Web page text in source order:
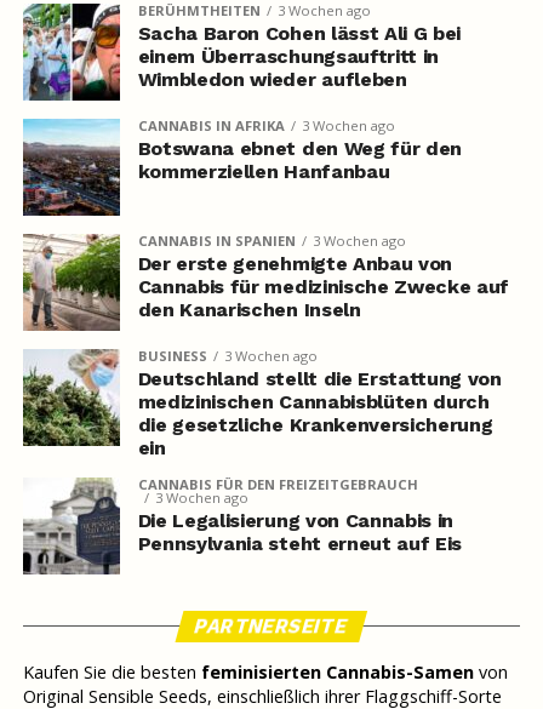
BERÜHMTHEITEN 3 Wochen ago
Sacha Baron Cohen lässt Ali G bei
einem Überraschungsauftritt in
Wimbledon wieder aufleben
CANNABIS IN AFRIKA 3 Wochen ago
Botswana ebnet den Weg für den
kommerziellen Hanfanbau
CANNABIS IN SPANIEN 3 Wochen ago
Der erste genehmigte Anbau von
Cannabis für medizinische Zwecke auf
den Kanarischen Inseln
BUSINESS 3 Wochen ago
Deutschland stellt die Erstattung von
medizinischen Cannabisblüten durch
die gesetzliche Krankenversicherung
ein
CANNABIS FÜR DEN FREIZEITGEBRAUCH
3 Wochen ago
Die Legalisierung von Cannabis in
Pennsylvania steht erneut auf Eis
PARTNERSEITE
Kaufen Sie die besten feminisierten Cannabis-Samenvon
Original Sensible Seeds, einschließlich ihrer Flaggschiff-Sorte